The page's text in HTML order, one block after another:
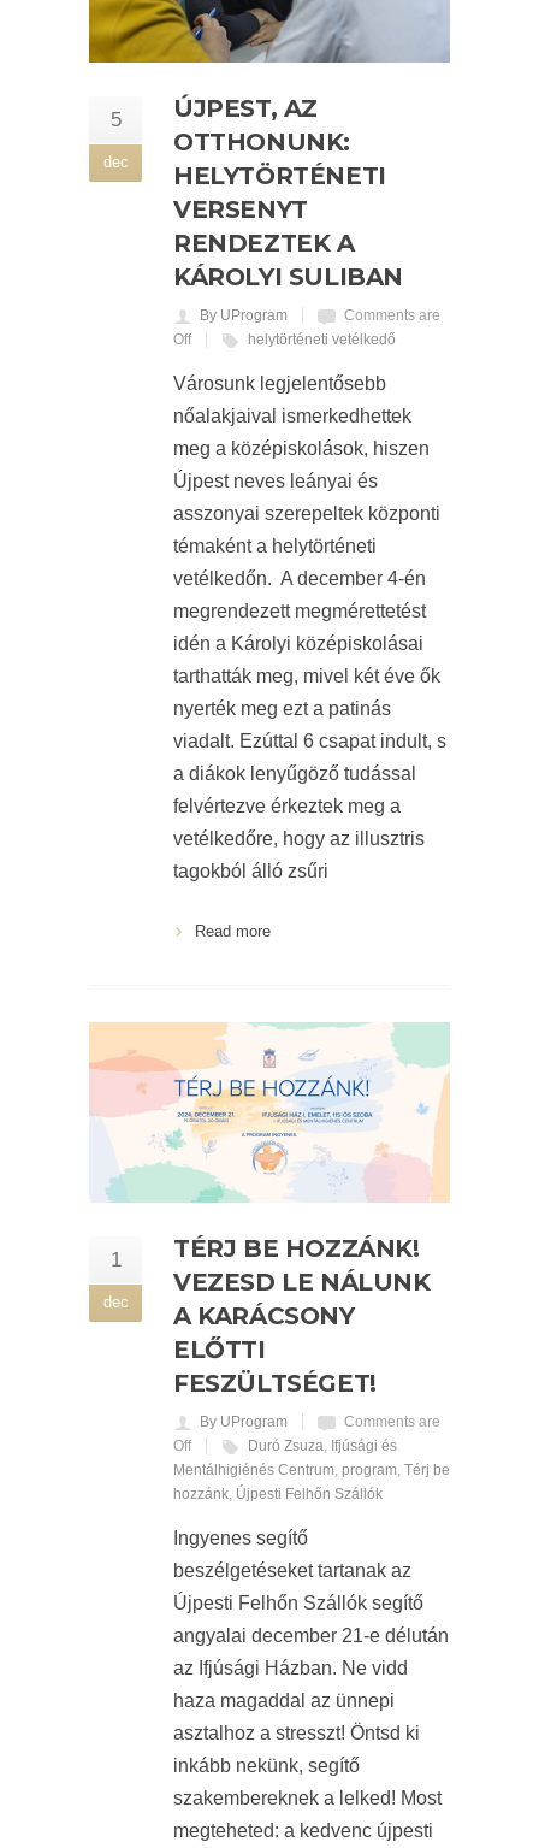
5
dec
ÚJPEST, AZ
OTTHONUNK:
HELYTÖRTÉNETI
VERSENYT
RENDEZTEK A
KÁROLYI SULIBAN
By UProgram
Comments are
Off
helytörténeti vetélkedő
Városunk legjelentősebb
nőalakjaival ismerkedhettek
meg a középiskolások, hiszen
Újpest neves leányai és
asszonyai szerepeltek központi
témaként a helytörténeti
vetélkedőn. A december 4-én
megrendezett megmérettetést
idén a Károlyi középiskolásai
tarthatták meg, mivel két éve ők
nyerték meg ezt a patinás
viadalt. Ezúttal 6 csapat indult, s
a diákok lenyűgöző tudással
felvértezve érkeztek meg a
vetélkedőre, hogy az illusztris
tagokból álló zsűri
Read more
1
dec
TÉRJ BE HOZZÁNK!
VEZESD LE NÁLUNK
A KARÁCSONY
ELŐTTI
FESZÜLTSÉGET!
By UProgram
Comments are
Off
Duró Zsuza, Ifjúsági és
Mentálhigiénés Centrum, program, Térj be
hozzánk, Újpesti Felhőn Szállók
Ingyenes segítő
beszélgetéseket tartanak az
Újpesti Felhőn Szállók segítő
angyalai december 21-e délután
az Ifjúsági Házban. Ne vidd
haza magaddal az ünnepi
asztalhoz a stresszt! Öntsd ki
inkább nekünk, segítő
szakembereknek a lelked! Most
megteheted: a kedvenc újpesti